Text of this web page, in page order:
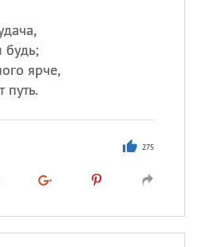
будь;
ярче,
путь.
275
Александр
Анна
Посмотреть значениеи